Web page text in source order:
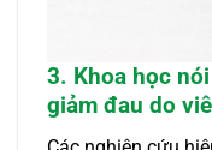
3. Khoa học
giảm đau do